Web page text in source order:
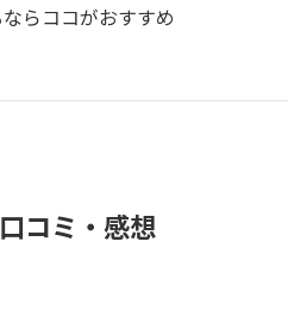
らココがおすすめ
コミ・感想